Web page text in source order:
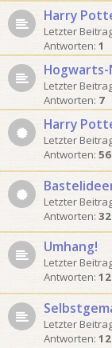
Harry
Letzter
Antworten: 1
Hogwarts-
Letzter
Antworten: 7
Harry
Letzter
Antworten: 56
Letzter
Antworten: 32
Umhang!
Letzter
Antworten: 12
Letzter
Antworten: 12